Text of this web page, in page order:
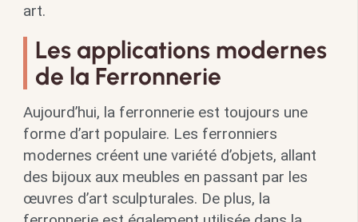
art.
Les applications modernes
de la Ferronnerie
Aujourd’hui, la ferronnerie est toujours une
forme d’art populaire. Les ferronniers
modernes créent une variété d’objets, allant
des bijoux aux meubles en passant par les
œuvres d’art sculpturales. De plus, la